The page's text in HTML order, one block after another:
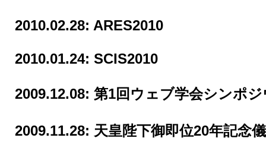
2010.02.28: ARES2010
2010.01.24: SCIS2010
2009.12.08: 第1回ウェブ学会シンポ
2009.11.28: 天皇陛下御即位20年記念